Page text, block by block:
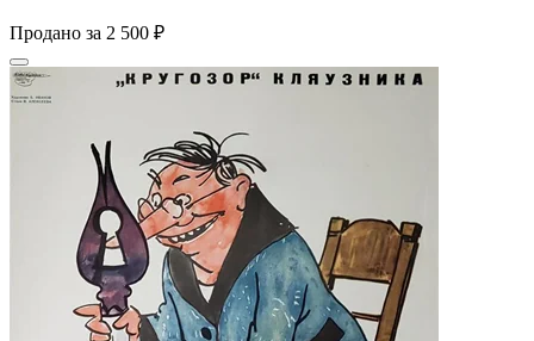
Продано за 2 500 ₽